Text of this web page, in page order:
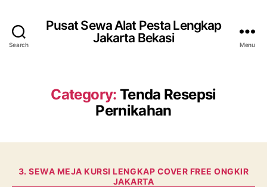
Search
Pusat Sewa Alat Pesta Lengkap
Jakarta Bekasi
Menu
Category: Tenda Resepsi
Pernikahan
Categories
3. SEWA MEJA KURSI LENGKAP COVER FREE ONGKIR
JAKARTA